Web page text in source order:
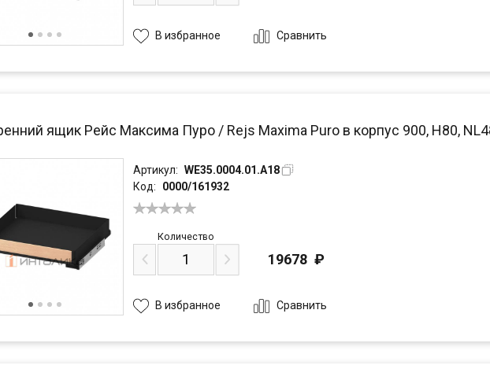
В избранное Сравнить
ящик Рейс Максима Пуро / Rejs Maxima Puro в корпус 900, H80,
Артикул: WE35.0004.01.A18
Код:
0000/161932
Количество
19678 ₽
В избранное Сравнить